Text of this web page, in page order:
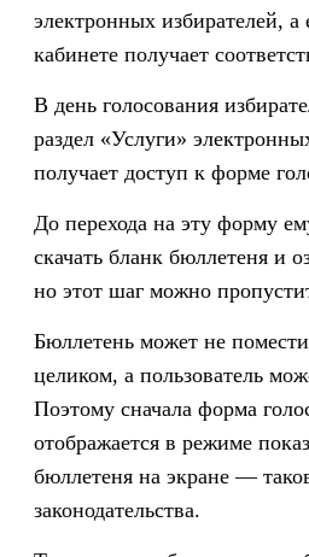
электронных избирателей, а
кабинете получает
В день голосования
раздел «Услуги»
получает доступ к форме
До перехода на эту форму
скачать бланк бюллетеня и
но этот шаг можно
Бюллетень может не
целиком, а пользователь
Поэтому сначала форма
отображается в режиме
бюллетеня на экране —
законодательства.